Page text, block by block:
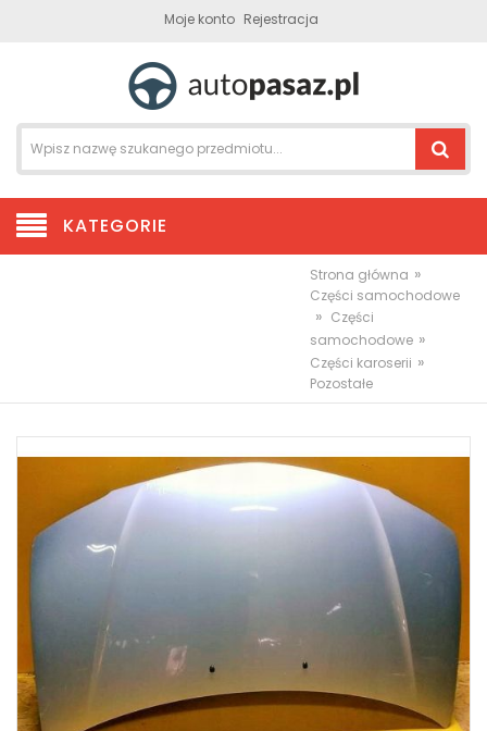
Moje konto Rejestracja
KATEGORIE
Strona główna »
Części samochodowe
» Części
samochodowe »
Części karoserii »
Pozostałe